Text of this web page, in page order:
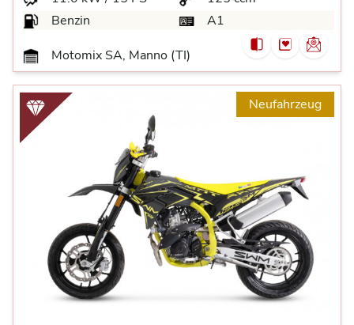
Benzin
A1
Motomix SA, Manno (TI)
Neufahrzeug